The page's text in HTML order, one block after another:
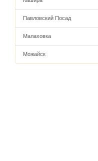
Павловский Посад
Малаховка
Можайск